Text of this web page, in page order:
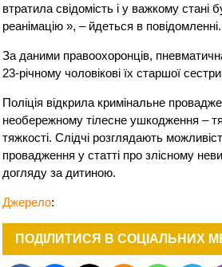
втратила свідомість і у важкому стані
реанімацію », – йдеться в повідомленні.
За даними правоохоронців,
23-річному чоловікові їх старшої
Поліція відкрила кримінальне
необережному тілесне ушкодження –
тяжкості. Слідчі розглядають
провадження у статті про злісному
догляду за дитиною.
Джерело:
ПОДІЛИТИСЯ В СОЦІАЛЬНИХ